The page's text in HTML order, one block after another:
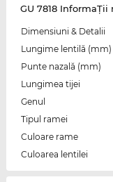
GU 7818 InformaŢii
Dimensiuni & Detalii
Lungime lentilă (mm)
Punte nazală (mm)
Lungimea tijei
Genul
Tipul ramei
Culoare rame
Culoarea lentilei